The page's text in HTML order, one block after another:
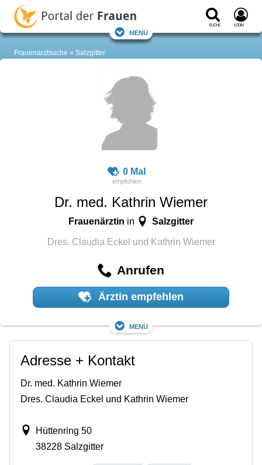
Suche Login
Menü
Frauenarztsuche Salzgitter
0 Mal
Dr. med. Kathrin Wiemer
Frauenärztin in Salzgitter
Dres. Claudia Eckel und Kathrin Wiemer
Anrufen
Ärztin empfehlen
Menü
Adresse + Kontakt
Dr. med. Kathrin Wiemer
Dres. Claudia Eckel und Kathrin Wiemer
Hüttenring 50
38228 Salzgitter